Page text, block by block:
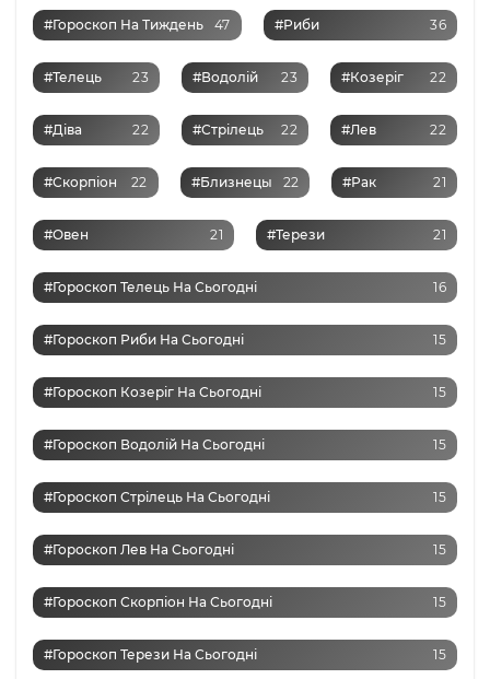
#Гороскоп На Тиждень 47 #Риби 36
#Телець 23 #Водолій 23 #Козеріг 22
#Діва 22 #Стрілець 22 #Лев 22
#Скорпіон 22 #Близнецы 22 #Рак 21
#Овен 21 #Терези 21
#Гороскоп Телець На Сьогодні 16
#Гороскоп Риби На Сьогодні 15
#Гороскоп Козеріг На Сьогодні 15
#Гороскоп Водолій На Сьогодні 15
#Гороскоп Стрілець На Сьогодні 15
#Гороскоп Лев На Сьогодні 15
#Гороскоп Скорпіон На Сьогодні 15
#Гороскоп Терези На Сьогодні 15